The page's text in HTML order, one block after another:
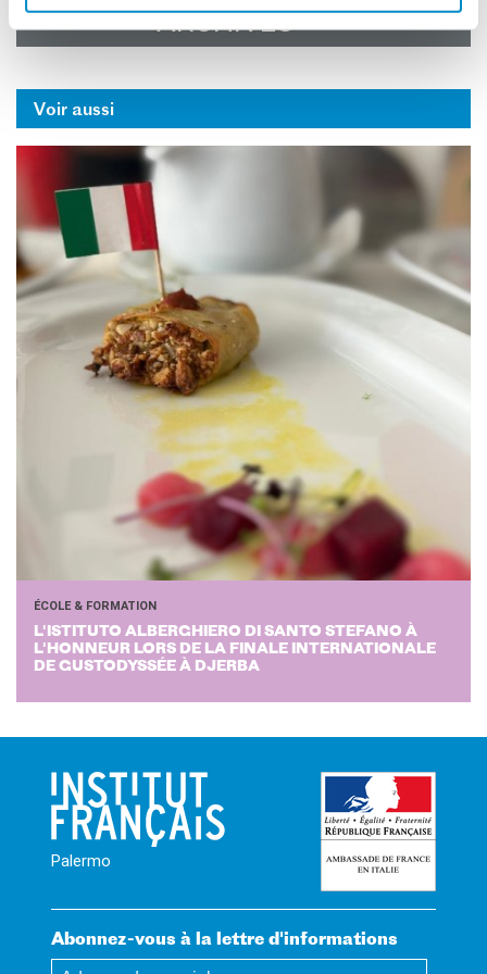
ARCHIVES
Voir aussi
ÉCOLE & FORMATION
L'IS­TI­TU­TO AL­BER­GHIE­RO DI SANTO STE­FA­NO À
L'HON­NEUR LORS DE LA FI­NALE IN­TER­NA­TIO­NALE
DE GUS­TO­DYS­SÉE À DJER­BA
Palermo
Abonnez-vous à la lettre d'informations